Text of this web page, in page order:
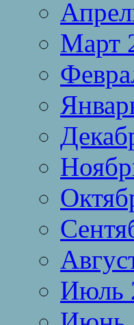
Март
Июль